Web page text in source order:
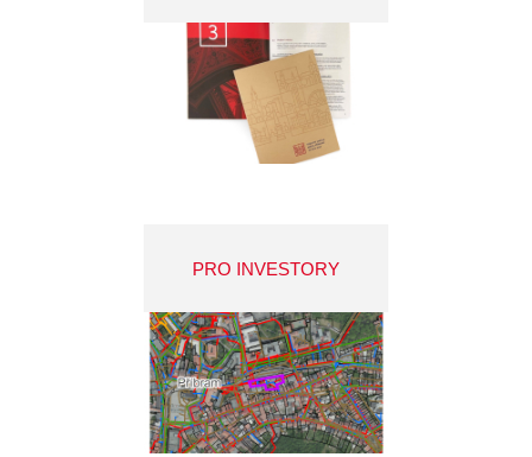
PRO INVESTORY